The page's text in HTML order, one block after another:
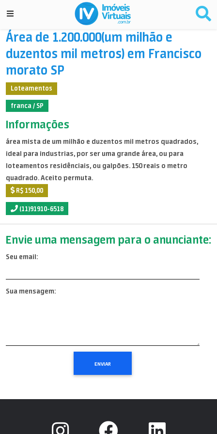
Área de 1.200.000(um milhão e
duzentos mil metros) em Francisco
morato SP
Loteamentos
franca / SP
Informações
área mista de um milhão e duzentos mil metros quadrados,
ideal para industrias, por ser uma grande área, ou para
loteamentos residênciais, ou galpões. 150 reais o metro
quadrado. Aceito permuta.
R$ 150,00
(11)91910-6518
Envie uma mensagem para o anunciante:
Seu email:
Sua mensagem: